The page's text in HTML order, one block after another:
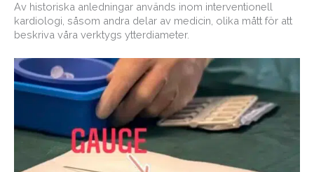
Av historiska anledningar används inom interventionell
kardiologi, såsom andra delar av medicin, olika mått för att
beskriva våra verktygs ytterdiameter.